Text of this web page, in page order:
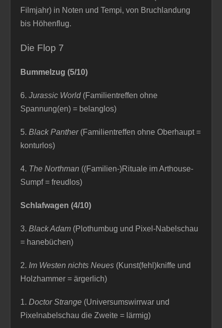
Filmjahr) in Noten und Tempi, von Bruchlandung
bis Höhenflug.
Die Flop 7
Bummelzug (5/10)
6. Jurassic World(Familientreffen ohne
Spannung(en) = belanglos)
5. Black Panther(Familientreffen ohne Oberhaupt =
konturlos)
4. The Northman ((Familien-)Rituale im Arthouse-
Sumpf = freudlos)
Schlafwagen (4/10)
3. Black Adam (Plothumbug und Pixel-Nabelschau
= hanebüchen)
2. Im Westen nichts Neues (Kunst(fehl)kniffe und
Holzhammer = ärgerlich)
1. Doctor Strange (Universumswirrwar und
Pixelnabelschau die Zweite = lärmig)